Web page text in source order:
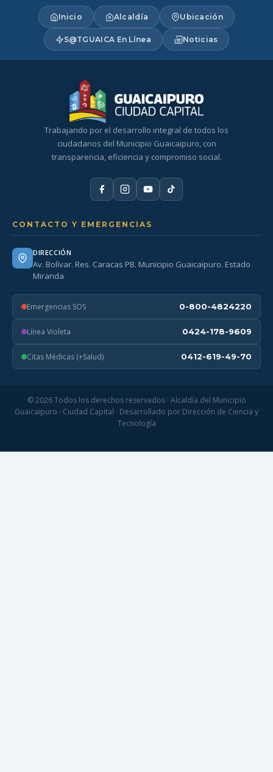
Inicio Alcaldía Ubicación
S@TGUAICA En Línea Noticias
Trabajando por el desarrollo integral de todos los
ciudadanos del Municipio Guaicaipuro, con
transparencia, eficiencia y compromiso social.
CONTACTO Y EMERGENCIAS
DIRECCIÓN
Av. Bolívar. Res. Caracas PB. Municipio Guaicaipuro. Estado
Miranda
Emergencias SOS 0-800-4824220
Línea Violeta 0424-178-9609
Citas Médicas (+Salud) 0412-619-49-70
© 2026 Todos los derechos reservados · Alcaldía del Municipio
Guaicaipuro · Ciudad Capital · Desarrollado por Dirección de Ciencia y
Tecnología